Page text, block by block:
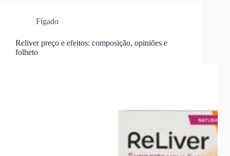
Fígado
Reliver preço e efeitos: composição, opiniões e
folheto